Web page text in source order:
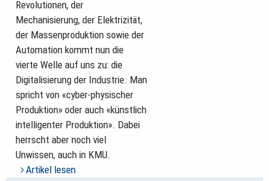
Revolutionen, der
Mechanisierung, der Elektrizität,
der Massenproduktion sowie der
Automation kommt nun die
vierte Welle auf uns zu: die
Digitalisierung der Industrie. Man
spricht von «cyber-physischer
Produktion» oder auch «künstlich
intelligenter Produktion». Dabei
herrscht aber noch viel
Unwissen, auch in KMU.
Artikel lesen